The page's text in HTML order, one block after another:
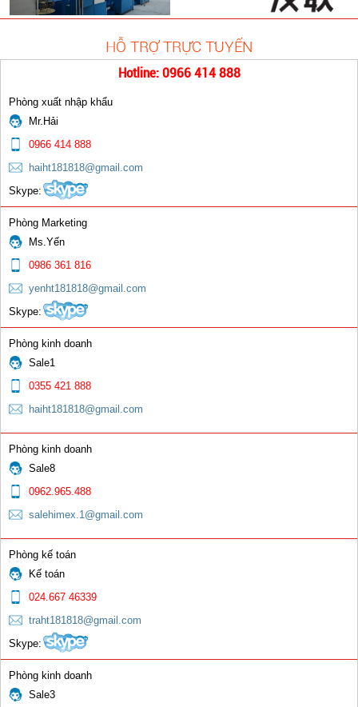
Que hàn TIG Inox ER308L
Giắc Cái 10 -25; 35- 50; 50-75
HỖ TRỢ TRỰC TUYẾN
Hotline: 0966 414 888
Phòng xuất nhập khẩu
Mr.Hải
0966 414 888
haiht181818@gmail.com
Skype:
Phòng Marketing
Ms.Yến
0986 361 816
yenht181818@gmail.com
Skype:
Phòng kinh doanh
Sale1
0355 421 888
haiht181818@gmail.com
Phòng kinh doanh
Sale8
0962.965.488
salehimex.1@gmail.com
Phòng kế toán
Kế toán
024.667 46339
traht181818@gmail.com
Skype:
Phòng kinh doanh
Sale3